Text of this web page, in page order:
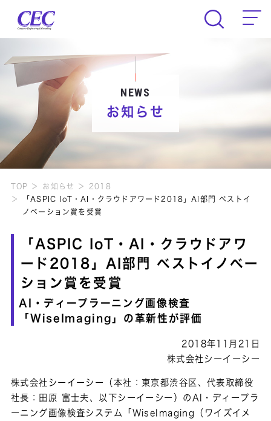
CEC Computer Engineering &
NEWS
お知らせ
TOP お知らせ
2018
「ASPIC IoT・AI・クラウドアワード2018」AI部門 ベストイ
ノベーション賞を受賞
「ASPIC IoT・AI・クラウドアワ
ード2018」AI部門 ベストイノベー
ション賞を受賞
AI・ディープラーニング画像検査
「WiseImaging」の革新性が評価
2018年11月21日
株式会社シーイーシー
株式会社シーイーシー（本社：東京都渋谷区、代表取締役
社長：田原 富士夫、以下シーイーシー）のAI・ディープラ
ーニング画像検査システム「WiseImaging（ワイズイメ